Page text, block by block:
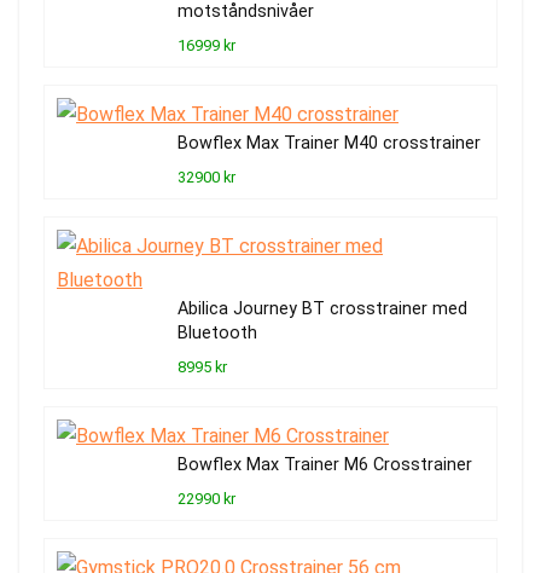
motståndsnivåer
16999 kr
Bowflex Max Trainer M40 crosstrainer
32900 kr
Abilica Journey BT crosstrainer med
Bluetooth
8995 kr
Bowflex Max Trainer M6 Crosstrainer
22990 kr